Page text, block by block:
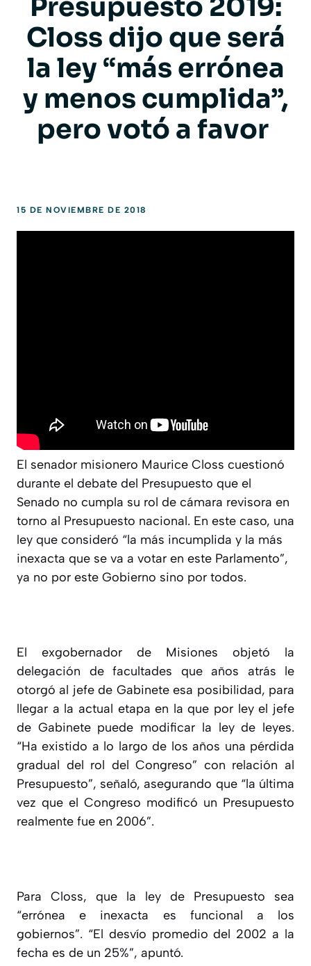
Presupuesto 2019:
Closs dijo que será
la ley “más errónea
y menos cumplida”,
pero votó a favor
15 DE NOVIEMBRE DE 2018
El senador misionero Maurice Closs cuestionó
durante el debate del Presupuesto que el
Senado no cumpla su rol de cámara revisora en
torno al Presupuesto nacional. En este caso, una
ley que consideró “la más incumplida y la más
inexacta que se va a votar en este Parlamento”,
ya no por este Gobierno sino por todos.
El exgobernador de Misiones objetó la
delegación de facultades que años atrás le
otorgó al jefe de Gabinete esa posibilidad, para
llegar a la actual etapa en la que por ley el jefe
de Gabinete puede modificar la ley de leyes.
“Ha existido a lo largo de los años una pérdida
gradual del rol del Congreso” con relación al
Presupuesto”, señaló, asegurando que “la última
vez que el Congreso modificó un Presupuesto
realmente fue en 2006”.
Para Closs, que la ley de Presupuesto sea
“errónea e inexacta es funcional a los
gobiernos”. “El desvío promedio del 2002 a la
fecha es de un 25%”, apuntó.